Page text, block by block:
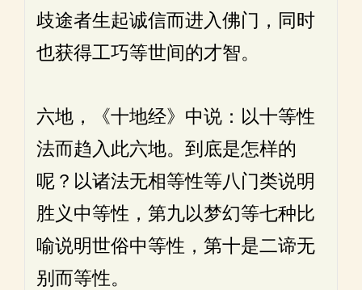
歧途者生起诚信而进入佛门，同时
也获得工巧等世间的才智。
六地，《十地经》中说：以十等性
法而趋入此六地。到底是怎样的
呢？以诸法无相等性等八门类说明
胜义中等性，第九以梦幻等七种比
喻说明世俗中等性，第十是二谛无
别而等性。